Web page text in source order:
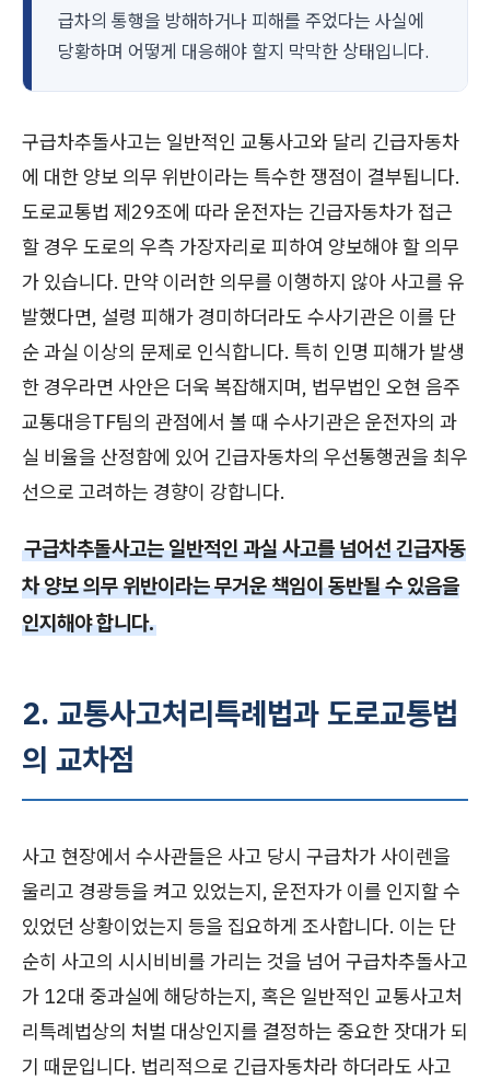
급차의 통행을 방해하거나 피해를 주었다는 사실에
당황하며 어떻게 대응해야 할지 막막한 상태입니다.
구급차추돌사고는 일반적인 교통사고와 달리 긴급자동차
에 대한 양보 의무 위반이라는 특수한 쟁점이 결부됩니다.
도로교통법 제29조에 따라 운전자는 긴급자동차가 접근
할 경우 도로의 우측 가장자리로 피하여 양보해야 할 의무
가 있습니다. 만약 이러한 의무를 이행하지 않아 사고를 유
발했다면, 설령 피해가 경미하더라도 수사기관은 이를 단
순 과실 이상의 문제로 인식합니다. 특히 인명 피해가 발생
한 경우라면 사안은 더욱 복잡해지며, 법무법인 오현 음주
교통대응TF팀의 관점에서 볼 때 수사기관은 운전자의 과
실 비율을 산정함에 있어 긴급자동차의 우선통행권을 최우
선으로 고려하는 경향이 강합니다.
구급차추돌사고는 일반적인 과실 사고를 넘어선 긴급자동
차 양보 의무 위반이라는 무거운 책임이 동반될 수 있음을
인지해야 합니다.
2. 교통사고처리특례법과 도로교통법
의 교차점
사고 현장에서 수사관들은 사고 당시 구급차가 사이렌을
울리고 경광등을 켜고 있었는지, 운전자가 이를 인지할 수
있었던 상황이었는지 등을 집요하게 조사합니다. 이는 단
순히 사고의 시시비비를 가리는 것을 넘어 구급차추돌사고
가 12대 중과실에 해당하는지, 혹은 일반적인 교통사고처
리특례법상의 처벌 대상인지를 결정하는 중요한 잣대가 되
기 때문입니다. 법리적으로 긴급자동차라 하더라도 사고